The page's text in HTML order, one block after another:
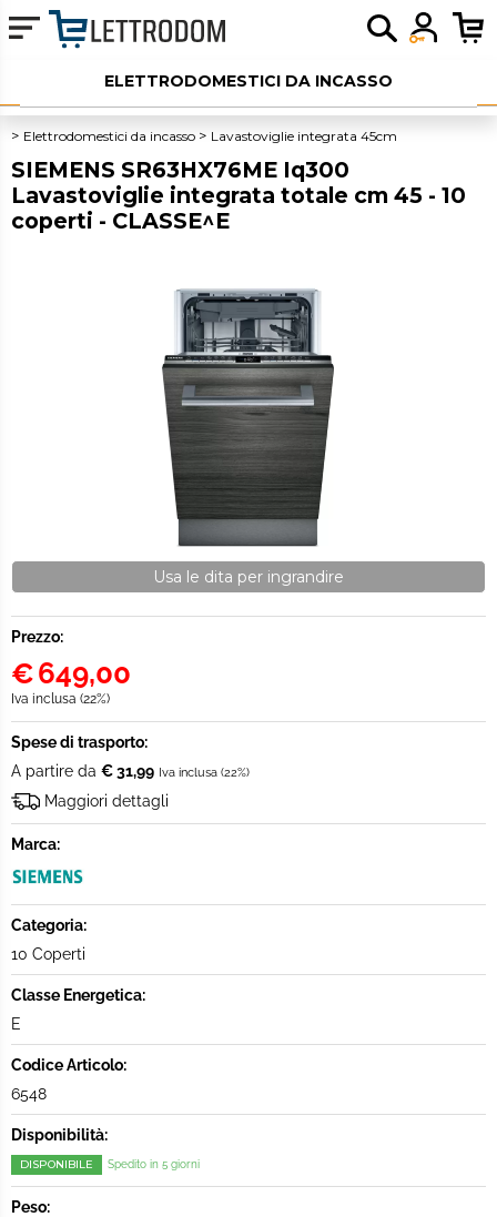
ELETTRODOMESTICI DA INCASSO
ELETTRODOMESTICI LIBERA INSTALLAZIONE
PICCOLI ELETTRODOMESTICI
AUDIO
OUTLET
Elettrodomestici da incasso Lavastoviglie integrata 45cm
SIEMENS SR63HX76ME Iq300
Lavastoviglie integrata totale cm 45 - 10
coperti - CLASSE^E
Usa le dita per ingrandire
Prezzo:
€649,00
Iva inclusa (22%)
Spese di trasporto:
A partire da € 31,99 Iva inclusa (22%)
Maggiori dettagli
Marca:
Categoria:
10 Coperti
Classe Energetica:
E
Codice Articolo:
6548
Disponibilità:
DISPONIBILE Spedito in 5 giorni
Peso: